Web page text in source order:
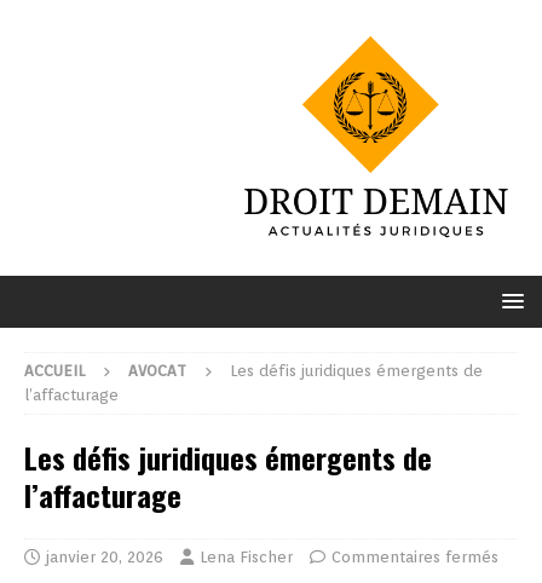
ACCUEIL AVOCAT
Les défis juridiques émergents de
l’affacturage
Les défis juridiques émergents de
l’affacturage
janvier 20, 2026 Lena Fischer Commentaires fermés